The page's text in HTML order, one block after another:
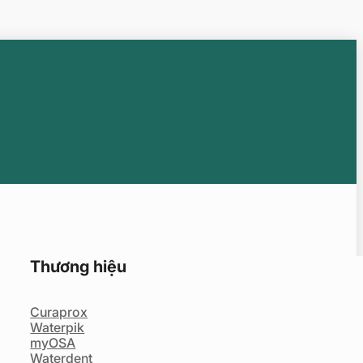
Thương hiệu
Curaprox
Waterpik
myOSA
Waterdent